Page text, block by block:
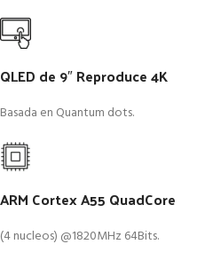
QLED de 9″ Reproduce 4K
Basada en Quantum dots.
ARM Cortex A55 QuadCore
(4 nucleos) @1820MHz 64Bits.